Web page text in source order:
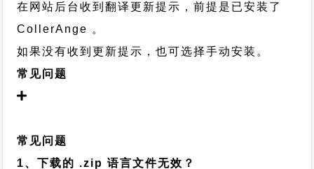
在网站后台收到翻译更新提示，前提是已安装了
CollerAnge 。
如果没有收到更新提示，也可选择手动安装。
常见问题
常见问题
1、下载的 .zip 语言文件无效？